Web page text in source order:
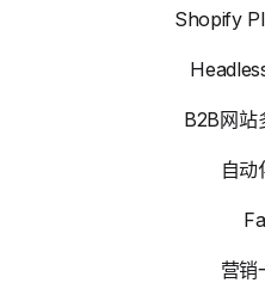
Shopify
B2B网站
自动
营销